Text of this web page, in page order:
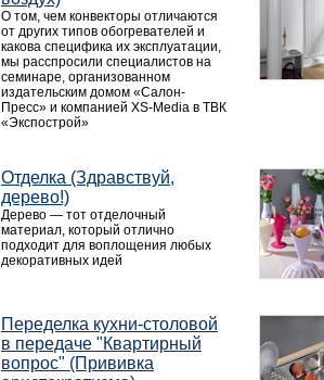
О том, чем конвекторы отличаются
от других типов обогревателей и
какова специфика их эксплуатации,
мы расспросили специалистов на
семинаре, организованном
издательским домом «Салон-
Пресс» и компанией XS-Media в ТВК
«Экспострой»
Отделка (Здравствуй,
дерево!)
Дерево — тот отделочный
материал, который отлично
подходит для воплощения любых
декоративных идей
Переделка кухни-столовой
в передаче "Квартирный
вопрос" (Прививка